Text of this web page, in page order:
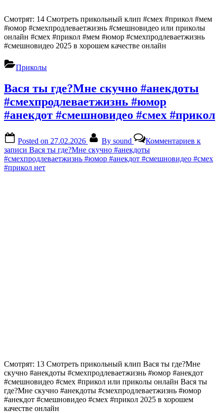
Смотрят: 14 Смотреть прикольный клип #смех #прикол #мем
#юмор #смехпродлеваетжизнь #смешновидео или приколы
онлайн #смех #прикол #мем #юмор #смехпродлеваетжизнь
#смешновидео 2025 в хорошем качестве онлайн
Приколы
Вася ты где?Мне скучно #анекдоты
#смехпродлеваетжизнь #юмор
#анекдот #смешновидео #смех #прикол
Posted on 27.02.2026 By sound Комментариев к
записи Вася ты где?Мне скучно #анекдоты
#смехпродлеваетжизнь #юмор #анекдот #смешновидео #смех
#прикол нет
Смотрят: 13 Смотреть прикольный клип Вася ты где?Мне
скучно #анекдоты #смехпродлеваетжизнь #юмор #анекдот
#смешновидео #смех #прикол или приколы онлайн Вася ты
где?Мне скучно #анекдоты #смехпродлеваетжизнь #юмор
#анекдот #смешновидео #смех #прикол 2025 в хорошем
качестве онлайн